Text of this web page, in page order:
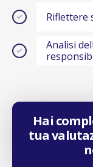
Riflettere
Analisi
Hai
tua